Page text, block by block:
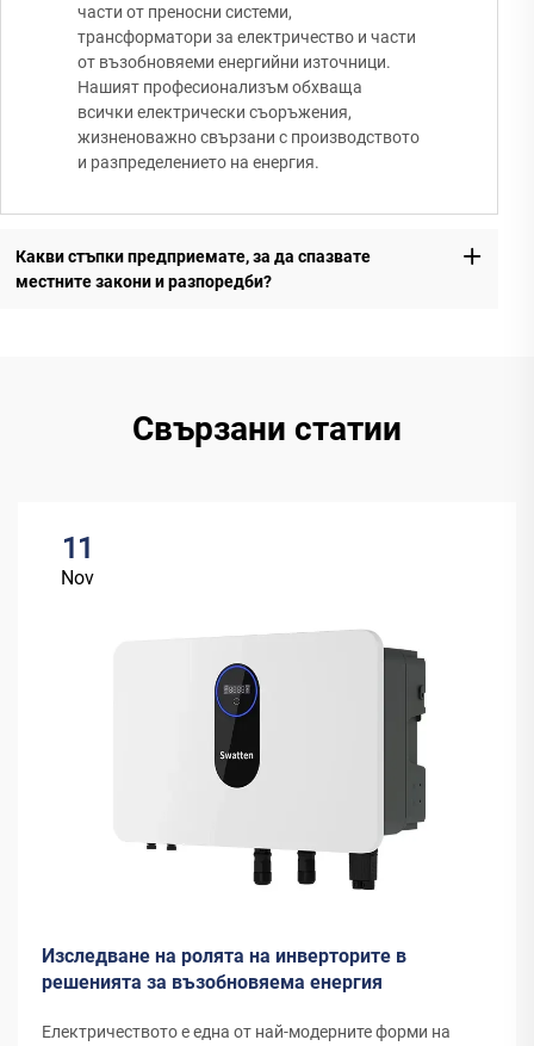
части от преносни системи,
трансформатори за електричество и части
от възобновяеми енергийни източници.
Нашият професионализъм обхваща
всички електрически съоръжения,
жизненоважно свързани с производството
и разпределението на енергия.
Какви стъпки предприемате, за да спазвате
местните закони и разпоредби?
Свързани статии
11
Nov
Изследване на ролята на инверторите в
решенията за възобновяема енергия
Електричеството е една от най-модерните форми на